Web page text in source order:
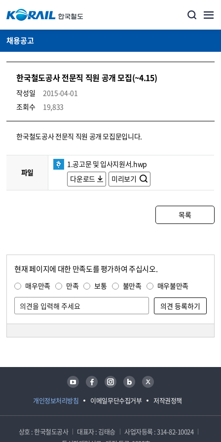
채용공고
한국철도공사 전문직 직원 공개 모집(~4.15)
작성일
2015-04-01
조회수
19,833
코레일소개_경영공시_채용공고 상세보기 – 내용, 파일, 담당자 연락처로 구성
한국철도공사 전문직 직원 공개 모집문입니다.
파일
1.공고문 및 입사지원서.hwp
다운로드
미리보기
목록
현재 페이지에 대한 만족도를 평가하여 주십시오.
매우만족 만족 보통 불만족 매우불만족
개인정보처리방침 이메일무단수집거부 저작권정책
유튜브 페이스북 인스타그램 블로그 트위터
상호 : 한국철도공사 대표자 : 김태승
사업자등록 : 314-82-10024